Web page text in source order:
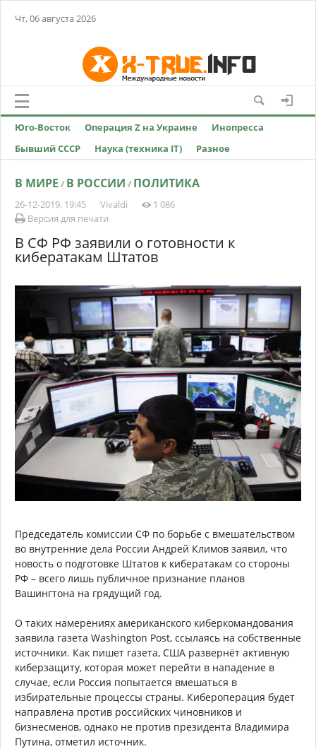
Чт, 06 августа 2026
Юго-Восток Операция Z на Украине
Инопресса
Бывший СССР
Наука (техника IT) Разное
В МИРЕ / В РОССИИ / ПОЛИТИКА
26-12-2019, 19:45 Vivaldi
1 086
Версия для печати
В СФ РФ заявили о готовности к
кибератакам Штатов
Председатель комиссии СФ по борьбе с вмешательством
во внутренние дела России Андрей Климов заявил, что
новость о подготовке Штатов к кибератакам со стороны
РФ – всего лишь публичное признание планов
Вашингтона на грядущий год.
О таких намерениях американского киберкомандования
заявила газета Washington Post, ссылаясь на собственные
источники. Как пишет газета, США развернёт активную
киберзащиту, которая может перейти в нападение в
случае, если Россия попытается вмешаться в
избирательные процессы страны. Кибероперация будет
направлена против российских чиновников и
бизнесменов, однако не против президента Владимира
Путина, отметил источник.